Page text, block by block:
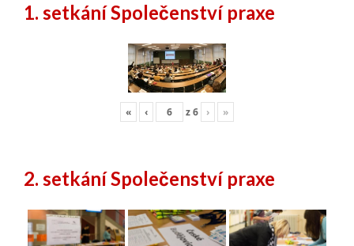
1. setkání Společenství praxe
« ‹ z6 › »
2. setkání Společenství praxe